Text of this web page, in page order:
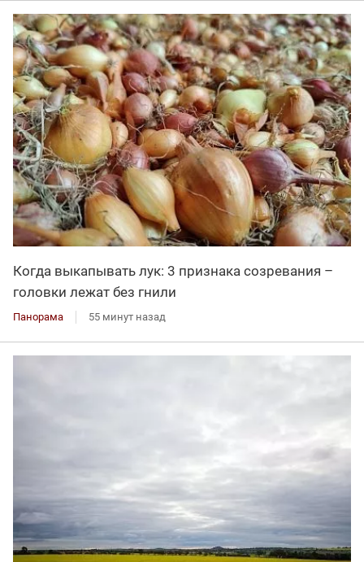
Когда выкапывать лук: 3 признака созревания –
головки лежат без гнили
Панорама 55 минут назад